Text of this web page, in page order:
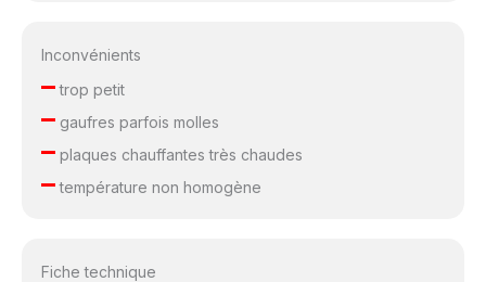
Inconvénients
–trop petit
–gaufres parfois molles
–plaques chauffantes très chaudes
–température non homogène
Fiche technique